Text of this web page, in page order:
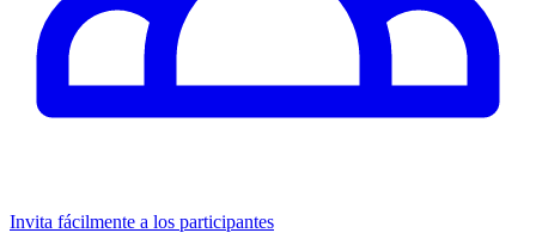
Invita fácilmente a los participantes